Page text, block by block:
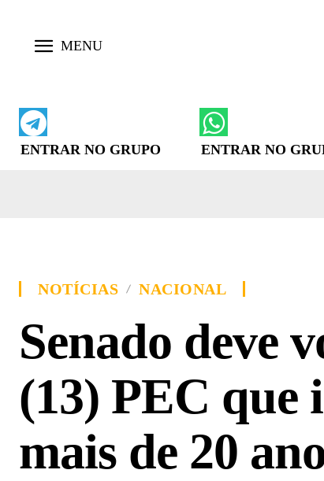
ENTRAR NO GRUPO ENTRAR NO
NOTÍCIAS NACIONAL
Senado deve
(13) PEC que
mais de 20